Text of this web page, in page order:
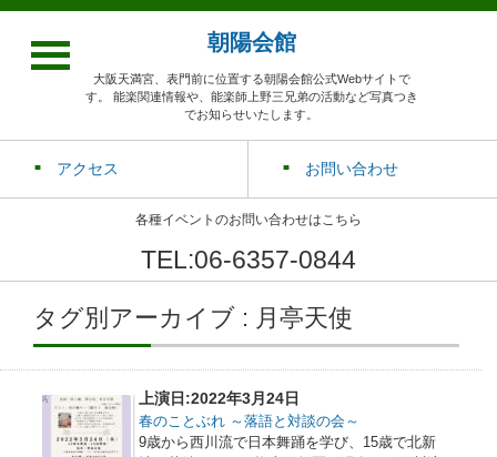
朝陽会館
大阪天満宮、表門前に位置する朝陽会館公式Webサイトで
す。 能楽関連情報や、能楽師上野三兄弟の活動など写真つき
でお知らせいたします。
アクセス お問い合わせ
各種イベントのお問い合わせはこちら
TEL:06-6357-0844
タグ別アーカイブ : 月亭天使
上演日:2022年3月24日
春のことぶれ ～落語と対談の会～
9歳から西川流で日本舞踊を学び、15歳で北新